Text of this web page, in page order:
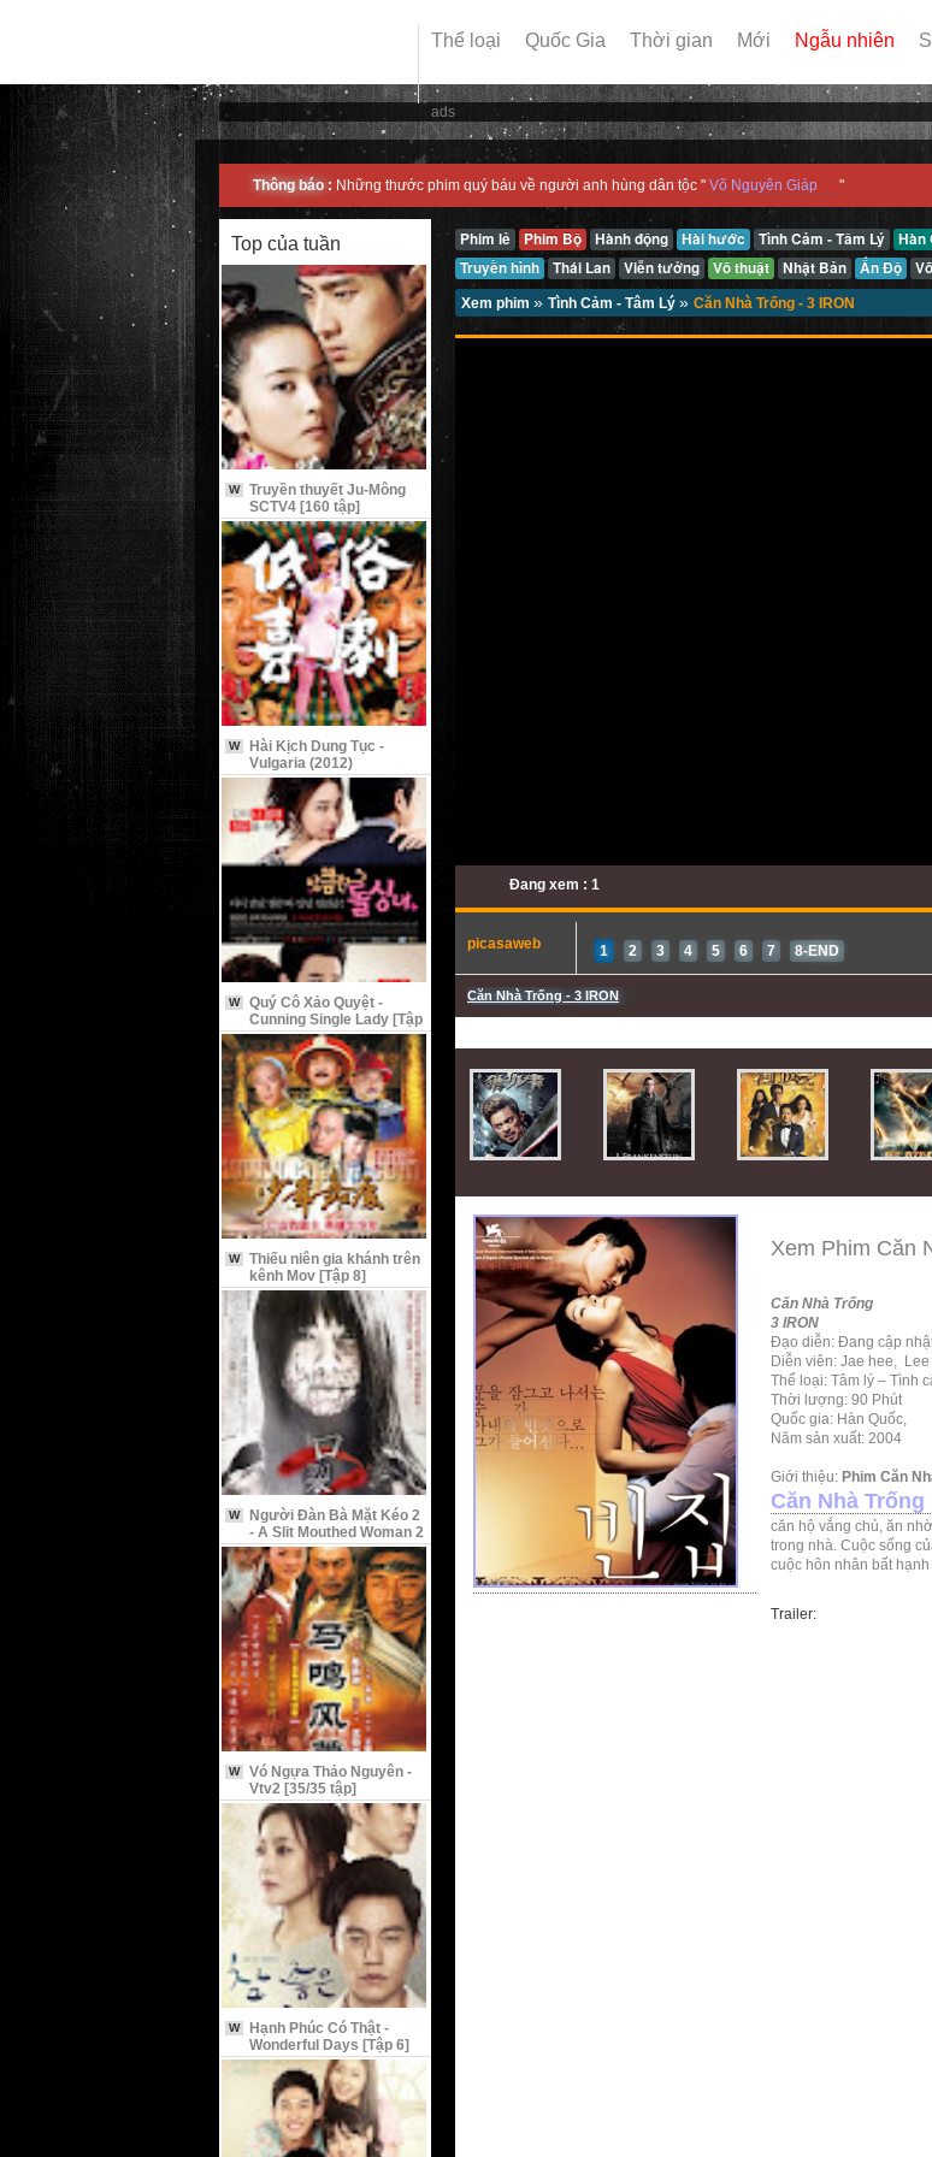
Thể loại Quốc Gia Thời gian Mới Ngẫu nhiên
ads
Thông báo : Những thước phim quý báu về người anh hùng dân tộc " Võ Nguyên Giáp "
Top của tuần
W
Truyền thuyết Ju-Mông
SCTV4 [160 tập]
W
Hài Kịch Dung Tục -
Vulgaria (2012)
W
Quý Cô Xảo Quyệt -
Cunning Single Lady [Tập
9 Vietsub]
W
Thiếu niên gia khánh trên
kênh Mov [Tập 8]
W
Người Đàn Bà Mặt Kéo 2
- A Slit Mouthed Woman 2
W
Vó Ngựa Thảo Nguyên -
Vtv2 [35/35 tập]
W
Hạnh Phúc Có Thật -
Wonderful Days [Tập 6]
Phim lẻ Phim Bộ Hành động Hài hước Tình Cảm - Tâm Lý Hàn
Truyền hình
Thái Lan Viễn tưởng Võ thuật Nhật Bản Ấn Độ
Xem phim » Tình Cảm - Tâm Lý » Căn Nhà Trống - 3 IRON
Đang xem : 1
picasaweb 1 2 3 4 5 6 7 8-END
Căn Nhà Trống - 3 IRON
Xem Phim Căn
Căn Nhà Trống
3 IRON
Đạo diễn: Đang cập
Diễn viên: Jae hee,
Thể loại: Tâm lý – Tình
Thời lượng: 90 Phút
Quốc gia: Hàn Quốc,
Năm sản xuất: 2004
Giới thiệu: Phim Căn
Căn Nhà Trống
căn hộ vắng chủ, ăn
trong nhà. Cuộc sống
cuộc hôn nhân bất
Trailer: